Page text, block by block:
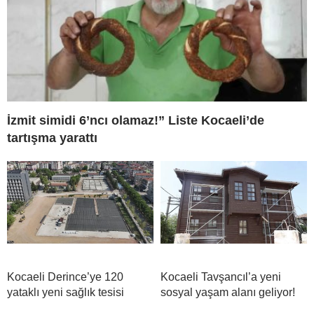
İzmit simidi 6’ncı olamaz!” Liste Kocaeli’de
tartışma yarattı
Kocaeli Derince’ye 120
yataklı yeni sağlık tesisi
Kocaeli Tavşancıl’a yeni
sosyal yaşam alanı geliyor!